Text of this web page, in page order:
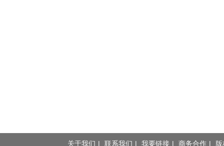
关于我们 | 联系我们 | 我要链接 | 商务合作 |